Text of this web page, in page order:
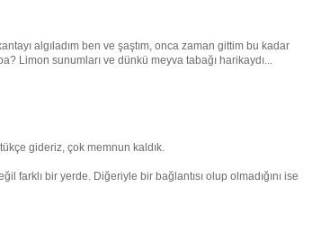
algıladım ben ve şaştım, onca zaman gittim bu kadar
Limon sunumları ve dünkü meyva tabağı harikaydı...
gideriz, çok memnun kaldık.
farklı bir yerde. Diğeriyle bir bağlantısı olup olmadığını ise